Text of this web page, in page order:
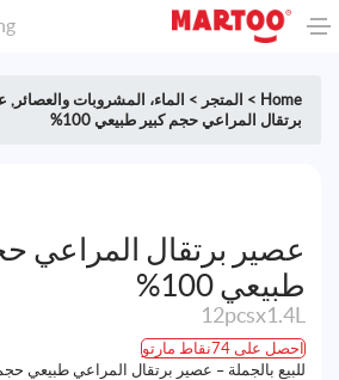
Home
> المتجر > الماء، المشروبات والعصائر ,
برتقال المراعي حجم كبير طبيعي 100%
عصير برتقال المراعي
طبيعي 100%
12pcsx1.4L
احصل على 74نقاط مارتو